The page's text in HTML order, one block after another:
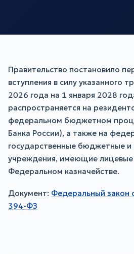
Правительство постановило
вступления в силу указанного
2026 года на 1 января 2028
распространяется на
федеральном бюджетном
Банка России), а также на
государственные бюджетные
учреждения, имеющие лицевые
Федеральном казначействе.
Документ: Федеральный
394-ФЗ